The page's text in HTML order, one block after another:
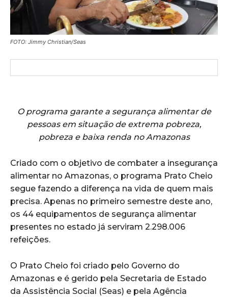
FOTO: Jimmy Christian/Seas
O programa garante a segurança alimentar de
pessoas em situação de extrema pobreza,
pobreza e baixa renda no Amazonas
Criado com o objetivo de combater a insegurança
alimentar no Amazonas, o programa Prato Cheio
segue fazendo a diferença na vida de quem mais
precisa. Apenas no primeiro semestre deste ano,
os 44 equipamentos de segurança alimentar
presentes no estado já serviram 2.298.006
refeições.
O Prato Cheio foi criado pelo Governo do
Amazonas e é gerido pela Secretaria de Estado
da Assistência Social (Seas) e pela Agência